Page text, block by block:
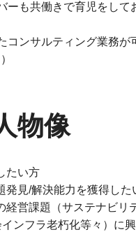
ーも共働きで育児をして
コンサルティング業務が
物像
たい方
発見/解決能力を獲得した
経営課題（サステナビ
インフラ老朽化等々）に